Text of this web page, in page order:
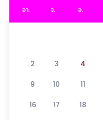
อา. จ. อ.
2 3 4
9 10 11
16 17 18